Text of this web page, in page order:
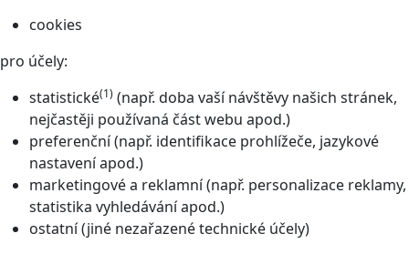
cookies
pro účely:
statistické(1) (např. doba vaší návštěvy našich stránek,
nejčastěji používaná část webu apod.)
preferenční (např. identifikace prohlížeče, jazykové
nastavení apod.)
marketingové a reklamní (např. personalizace reklamy,
statistika vyhledávání apod.)
ostatní (jiné nezařazené technické účely)